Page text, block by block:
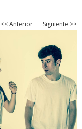
<< Anterior Siguiente >>